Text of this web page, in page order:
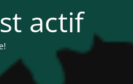
actif